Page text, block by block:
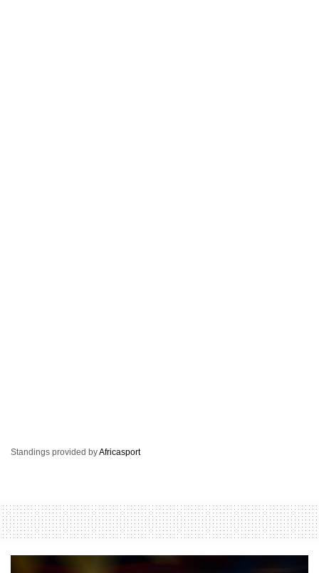
Standings provided byAfricasport